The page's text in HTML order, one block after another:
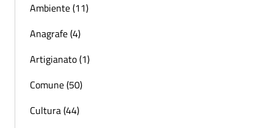
Ambiente (11)
Anagrafe (4)
Artigianato (1)
Comune (50)
Cultura (44)